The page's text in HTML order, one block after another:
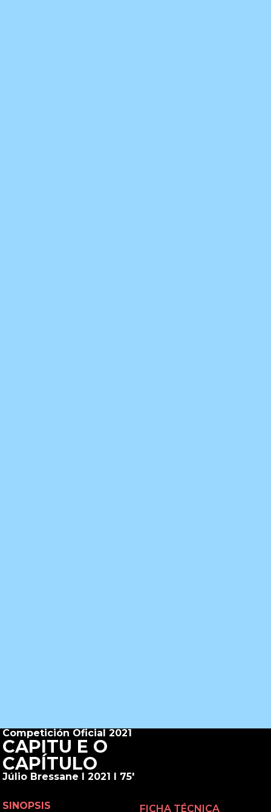
Competición Oficial 2021
CAPITU E O
CAPÍTULO
Júlio Bressane I 2021 I 75'
SINOPSIS FICHA TÉCNICA